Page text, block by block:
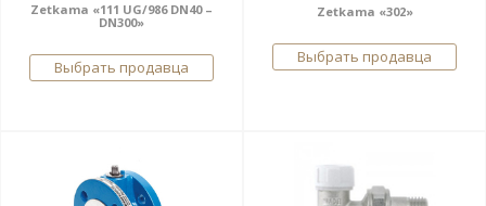
Zetkama «111 UG/986 DN40 –
DN300»
Выбрать продавца
Zetkama «302»
Выбрать продавца